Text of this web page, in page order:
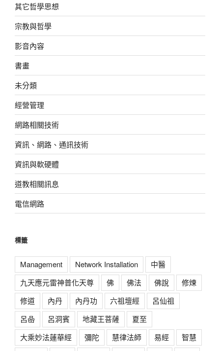
其它哲學思想
宗教與哲學
影音內容
書畫
未分類
經營管理
網路相關技術
資訊、網路、通訊技術
資訊與軟硬體
道教相關訊息
電信網路
標籤
Management Network Installation
中醫
九天應元雷神普化天尊
佛 佛法 佛說
修煉
修道
內丹 內丹功 六祖壇經
呂仙祖
呂喦
呂洞賓 地藏王菩薩
夏至
大乘妙法蓮華經
彌陀 慧律法師 易經
智慧